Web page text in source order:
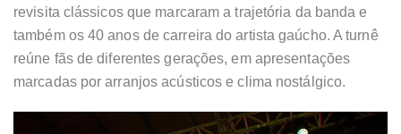
revisita clássicos que marcaram a trajetória da banda e
também os 40 anos de carreira do artista gaúcho. A turnê
reúne fãs de diferentes gerações, em apresentações
marcadas por arranjos acústicos e clima nostálgico.